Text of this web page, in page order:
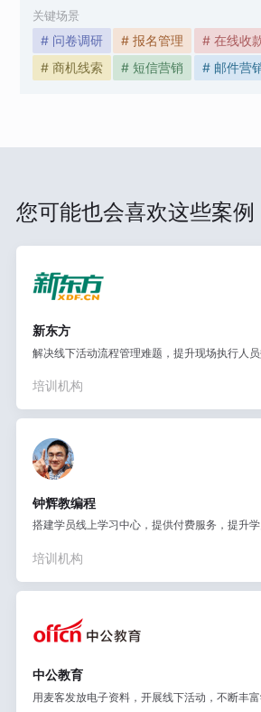
关键场景
# 问卷调研 # 报名管理 # 在线收
# 商机线索
# 短信营销 # 邮件营
您可能也会喜欢这些案例
新东方
解决线下活动流程管理难题，提升现场执行人
培训机构
钟辉教编程
搭建学员线上学习中心，提供付费服务，提升
培训机构
中公教育
用麦客发放电子资料，开展线下活动，不断丰